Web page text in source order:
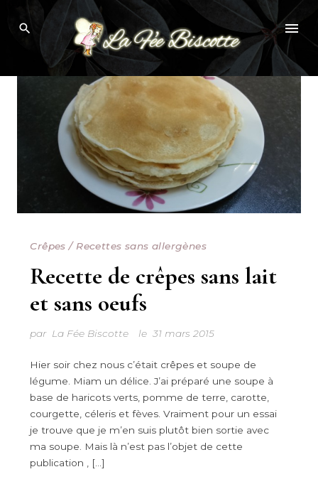
content
Browsing Tag: RECETTE SANS OEUF
Crêpes / Recettes sans allergènes
Recette de crêpes sans lait
et sans oeufs
par La Fée Biscotte le 31 mars 2015
Hier soir chez nous c’était crêpes et soupe de
légume. Miam un délice. J’ai préparé une soupe à
base de haricots verts, pomme de terre, carotte,
courgette, céleris et fèves. Vraiment pour un essai
je trouve que je m’en suis plutôt bien sortie avec
ma soupe. Mais là n’est pas l’objet de cette
publication , […]